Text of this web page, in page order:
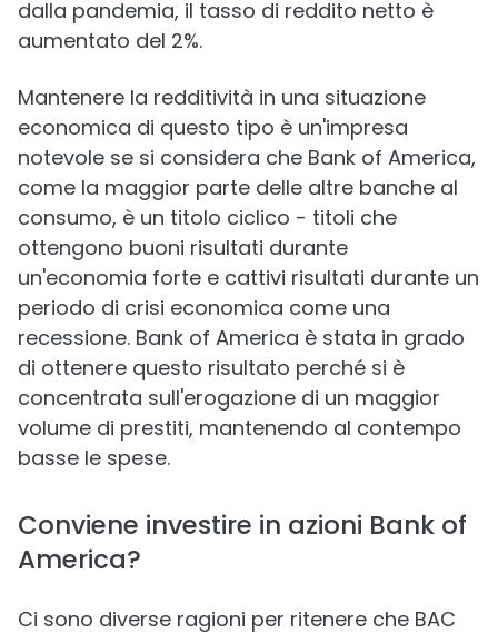
dalla pandemia, il tasso di reddito netto è
aumentato del 2%.
Mantenere la redditività in una situazione
economica di questo tipo è un'impresa
notevole se si considera che Bank of America,
come la maggior parte delle altre banche al
consumo, è un titolo ciclico - titoli che
ottengono buoni risultati durante
un'economia forte e cattivi risultati durante un
periodo di crisi economica come una
recessione. Bank of America è stata in grado
di ottenere questo risultato perché si è
concentrata sull'erogazione di un maggior
volume di prestiti, mantenendo al contempo
basse le spese.
Conviene investire in azioni Bank of
America?
Ci sono diverse ragioni per ritenere che BAC